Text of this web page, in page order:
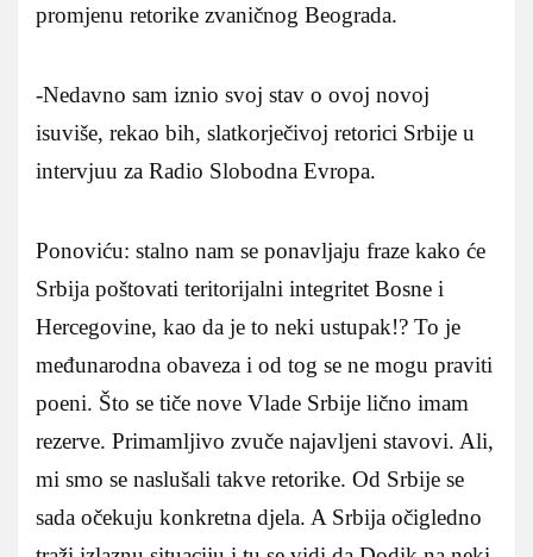
promjenu retorike zvaničnog Beograda.
-Nedavno sam iznio svoj stav o ovoj novoj
isuviše, rekao bih, slatkorječivoj retorici Srbije u
intervjuu za Radio Slobodna Evropa.
Ponoviću: stalno nam se ponavljaju fraze kako će
Srbija poštovati teritorijalni integritet Bosne i
Hercegovine, kao da je to neki ustupak!? To je
međunarodna obaveza i od tog se ne mogu praviti
poeni. Što se tiče nove Vlade Srbije lično imam
rezerve. Primamljivo zvuče najavljeni stavovi. Ali,
mi smo se naslušali takve retorike. Od Srbije se
sada očekuju konkretna djela. A Srbija očigledno